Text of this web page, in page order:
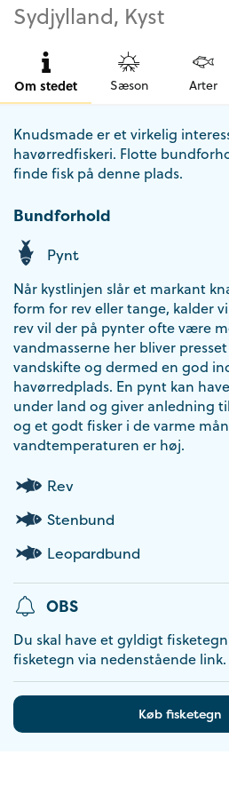
Sydjylland, Kyst
Om stedet Sæson Arter
Knudsmade er et virkelig
havørredfiskeri. Flotte
finde fisk på denne plads.
Bundforhold
Pynt
Når kystlinjen slår et markant
form for rev eller tange, kalder
rev vil der på pynter ofte være
vandmasserne her bliver
vandskifte og dermed en god
havørredplads. En pynt kan
under land og giver anledning
og et godt fisker i de varme
vandtemperaturen er høj.
Rev
Stenbund
Leopardbund
OBS
Du skal have et gyldigt
fisketegn via nedenstående link.
Køb fisketegn